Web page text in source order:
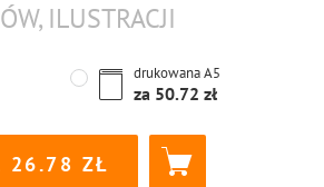
ILUSTRACJI
drukowanaA5
za 50.72
26.78